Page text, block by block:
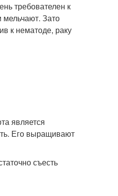
требователен к
мельчают. Зато
к нематоде, раку
является
Его выращивают
съесть